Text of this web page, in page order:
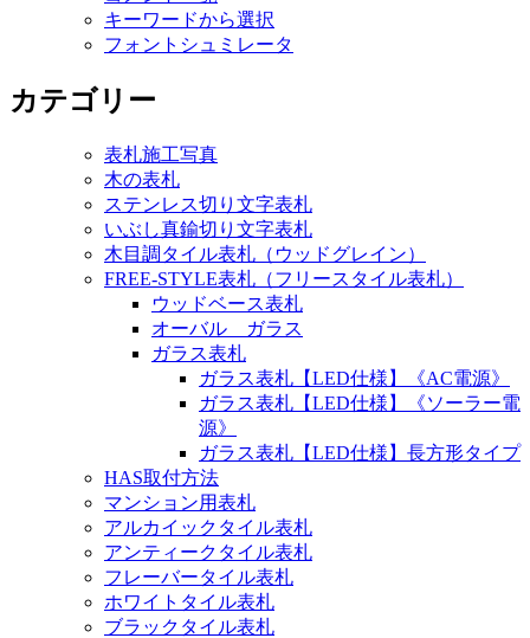
キーワードから選択
フォントシュミレータ
カテゴリー
表札施工写真
木の表札
ステンレス切り文字表札
いぶし真鍮切り文字表札
木目調タイル表札（ウッドグレイン）
FREE-STYLE表札（フリースタイル表札）
ウッドベース表札
オーバル ガラス
ガラス表札
ガラス表札【LED仕様】《AC電源》
ガラス表札【LED仕様】《ソーラー電
源》
ガラス表札【LED仕様】長方形タイプ
HAS取付方法
マンション用表札
アルカイックタイル表札
アンティークタイル表札
フレーバータイル表札
ホワイトタイル表札
ブラックタイル表札